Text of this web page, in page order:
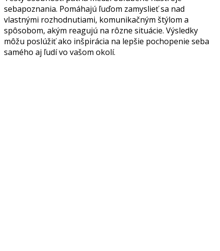
sebapoznania. Pomáhajú ľuďom zamyslieť sa nad
vlastnými rozhodnutiami, komunikačným štýlom a
spôsobom, akým reagujú na rôzne situácie. Výsledky
môžu poslúžiť ako inšpirácia na lepšie pochopenie seba
samého aj ľudí vo vašom okolí.